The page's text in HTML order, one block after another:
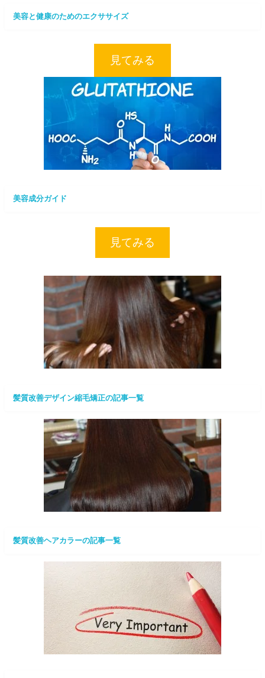
美容と健康のためのエクササイズ
見てみる
美容成分ガイド
見てみる
髪質改善デザイン縮毛矯正の記事一覧
髪質改善ヘアカラーの記事一覧